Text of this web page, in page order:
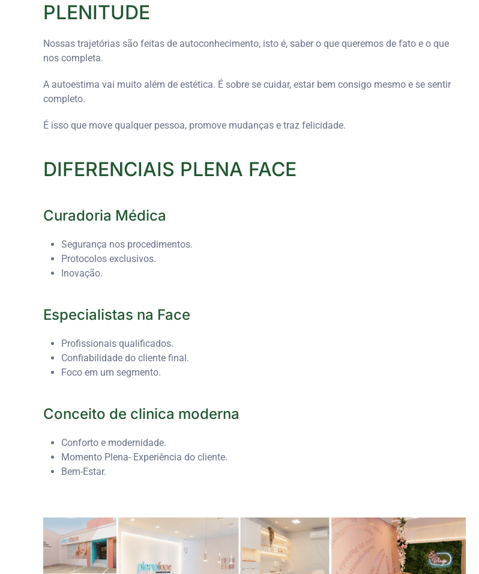
PLENITUDE
Nossas trajetórias são feitas de autoconhecimento, isto é, saber o que queremos de fato e o que
nos completa.
A autoestima vai muito além de estética. É sobre se cuidar, estar bem consigo mesmo e se sentir
completo.
É isso que move qualquer pessoa, promove mudanças e traz felicidade.
DIFERENCIAIS PLENA FACE
Curadoria Médica
Segurança nos procedimentos.
Protocolos exclusivos.
Inovação.
Especialistas na Face
Profissionais qualificados.
Confiabilidade do cliente final.
Foco em um segmento.
Conceito de clinica moderna
Conforto e modernidade.
Momento Plena- Experiência do cliente.
Bem-Estar.